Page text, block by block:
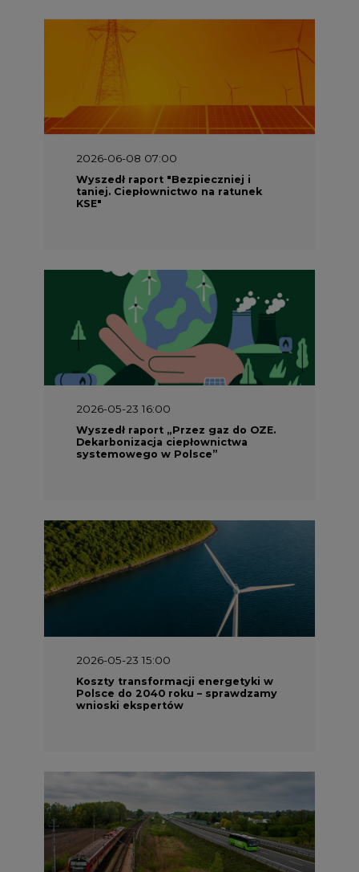
2026-06-08 07:00
Wyszedł raport "Bezpieczniej i
taniej. Ciepłownictwo na ratunek
KSE"
2026-05-23 16:00
Wyszedł raport „Przez gaz do OZE.
Dekarbonizacja ciepłownictwa
systemowego w Polsce”
2026-05-23 15:00
Koszty transformacji energetyki w
Polsce do 2040 roku – sprawdzamy
wnioski ekspertów